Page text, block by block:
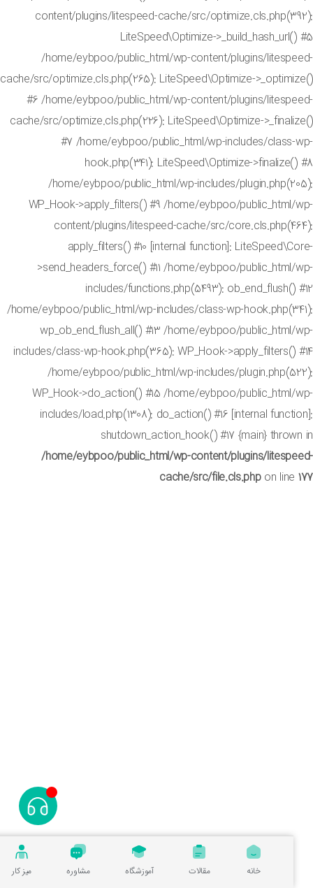
مقالات آموزشگاه مشاوره
content/plugins/litespeed-cache/src/
LiteSpeed\Optimize-
/home/eybpoo/public_html/wp-content/plugins/
cache/src/optimize.cls.php(265): LiteSpeed\Optimize-
#6 /home/eybpoo/public_html/wp-content/plugins/
cache/src/optimize.cls.php(226): LiteSpeed\Optimize-
#7 /home/eybpoo/public_html/wp-includes/
hook.php(341): LiteSpeed\Optimize-
/home/eybpoo/public_html/wp-includes/
WP_Hook->apply_filters() #9 /home/eybpoo/
content/plugins/litespeed-cache/src/
apply_filters() #10 [internal function]:
>send_headers_force() #11 /home/eybpoo/
includes/functions.php(5493):
/home/eybpoo/public_html/wp-includes/class-wp-
wp_ob_end_flush_all() #13 /home/eybpoo/
includes/class-wp-hook.php(365): WP_Hook-
/home/eybpoo/public_html/wp-includes/
WP_Hook->do_action() #15 /home/eybpoo/
includes/load.php(1308): do_action() #16 [internal
shutdown_action_hook() #17 {main}
/home/eybpoo/public_html/wp-content/plugins/
cache/src/file.cls.phpon